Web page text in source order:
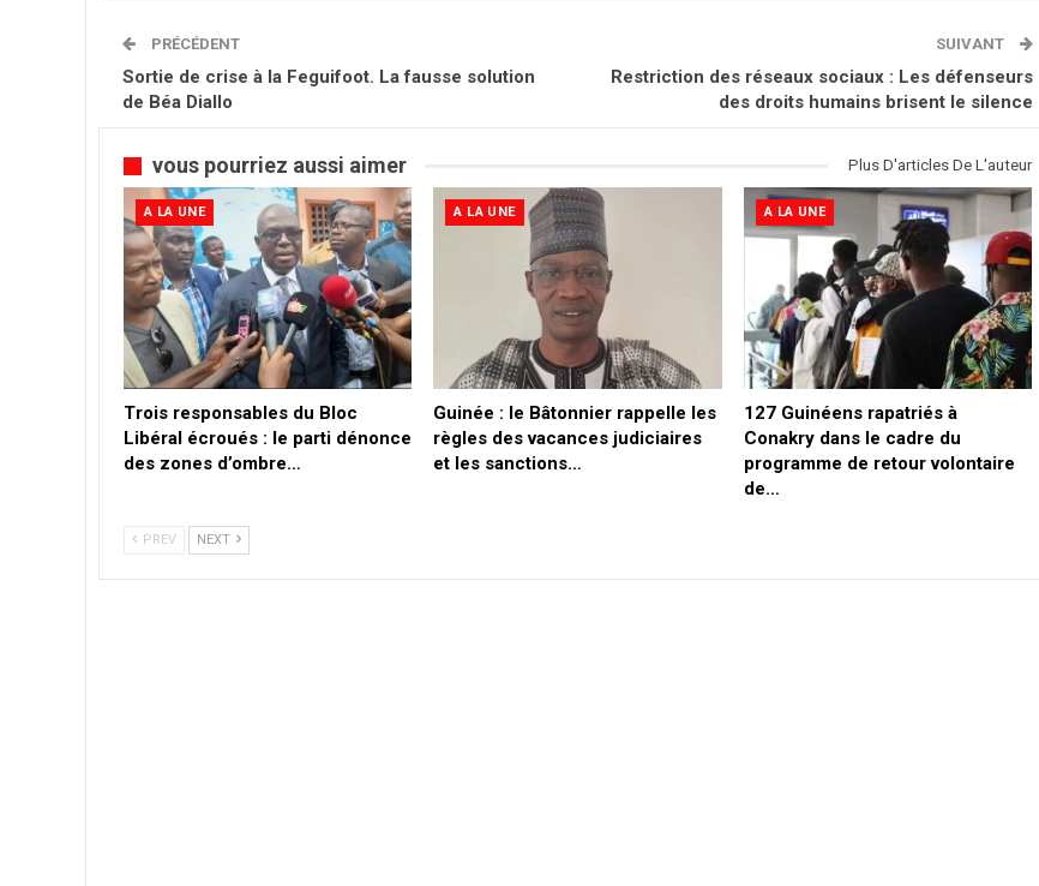
PRÉCÉDENT
Sortie de crise à la Feguifoot. La fausse solution
de Béa Diallo
SUIVANT
Restriction des réseaux sociaux : Les défenseurs
des droits humains brisent le silence
vous pourriez aussi aimer Plus D'articles De L'auteur
A LA UNE
Trois responsables du Bloc
Libéral écroués : le parti dénonce
des zones d’ombre…
A LA UNE
Guinée : le Bâtonnier rappelle les
règles des vacances judiciaires
et les sanctions…
A LA UNE
127 Guinéens rapatriés à
Conakry dans le cadre du
programme de retour volontaire
de…
PREV NEXT